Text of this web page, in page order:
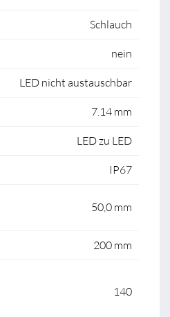
Schlauch
nein
LED nicht austauschbar
7.14 mm
LED zu LED
IP67
50,0 mm
200 mm
140